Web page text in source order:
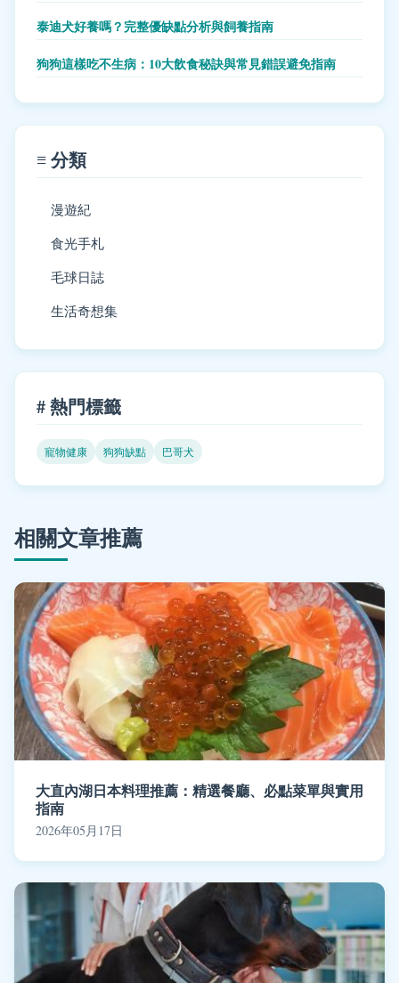
泰迪犬好養嗎？完整優缺點分析與飼養指南
狗狗這樣吃不生病：10大飲食秘訣與常見錯誤避免指南
≡ 分類
漫遊紀
食光手札
毛球日誌
生活奇想集
# 熱門標籤
寵物健康 狗狗缺點 巴哥犬
相關文章推薦
大直內湖日本料理推薦：精選餐廳、必點菜單與實用
指南
2026年05月17日